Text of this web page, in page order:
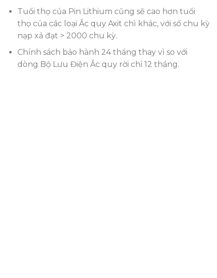
Tuổi thọ của Pin Lithium cũng sẽ cao hơn tuổi
thọ của các loại Ắc quy Axit chì khác, với số chu kỳ
nạp xả đạt > 2000 chu kỳ.
Chính sách bảo hành 24 tháng thay vì so với
dòng Bộ Lưu Điện Ắc quy rời chỉ 12 tháng.